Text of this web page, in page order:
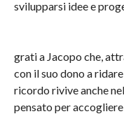
svilupparsi idee e
grati a Jacopo che,
con il suo dono a
ricordo rivive anche
pensato per